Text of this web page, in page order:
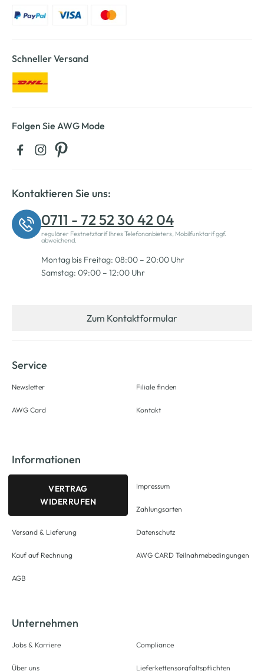
Schneller Versand
Folgen Sie AWG Mode
Kontaktieren Sie uns:
0711 - 72 52 30 42 04
regulärer Festnetztarif Ihres Telefonanbieters, Mobilfunktarif ggf.
abweichend.
Montag bis Freitag: 08:00 – 20:00 Uhr
Samstag: 09:00 – 12:00 Uhr
Zum Kontaktformular
Service
Newsletter
AWG Card
Filiale finden
Kontakt
Informationen
VERTRAG
WIDERRUFEN
Versand & Lieferung
Kauf auf Rechnung
AGB
Impressum
Zahlungsarten
Datenschutz
AWG CARD Teilnahmebedingungen
Unternehmen
Jobs & Karriere
Über uns
Compliance
Lieferkettensorgfaltspflichten